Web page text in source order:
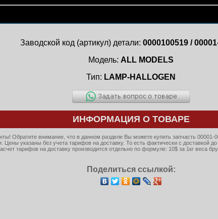
Заводской код (артикул) детали: 0000100519 /
Модель: ALL MODELS
Тип: LAMP-HALLOGEN
ИНФОРМАЦИЯ О ТОВАРЕ
Обратите внимание, что в данном разделе Вы можете купить запчасть 00001-
Цены указаны без учета тарифов на доставку. То есть фактически с доставкой
тарифов на доставку производится отдельно по формуле: 10$ за 1кг веса
Поделиться ссылкой: